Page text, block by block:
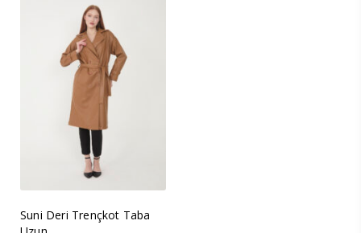
Suni Deri Trençkot Taba